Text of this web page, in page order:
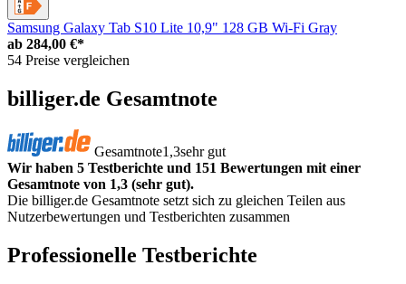
Samsung Galaxy Tab S10 Lite 10,9" 128 GB Wi-Fi Gray
ab 284,00 €*
54 Preise vergleichen
billiger.de Gesamtnote
Gesamtnote1,3sehr gut
Wir haben 5 Testberichte und 151 Bewertungen mit einer
Gesamtnote von 1,3 (sehr gut).
Die billiger.de Gesamtnote setzt sich zu gleichen Teilen aus
Nutzerbewertungen und Testberichten zusammen
Professionelle Testberichte